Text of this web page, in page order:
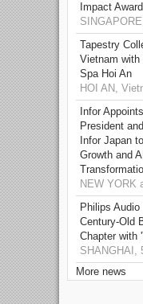
Impact Award
Tapestry
Vietnam with
Spa Hoi An
HOI AN,
Infor
President
Infor Japan
Growth and
NEW YORK
Philips
Century-Old
Chapter with
SHANGHAI,
More news